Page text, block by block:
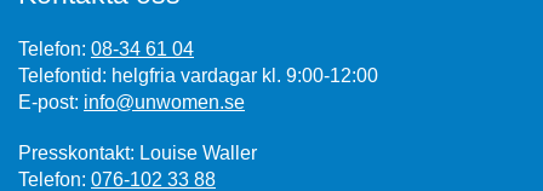
Telefon: 08-34 61 04
Telefontid: helgfria vardagar kl. 9:00-12:00
E-post: info@unwomen.se
Presskontakt: Louise Waller
Telefon: 076-102 33 88